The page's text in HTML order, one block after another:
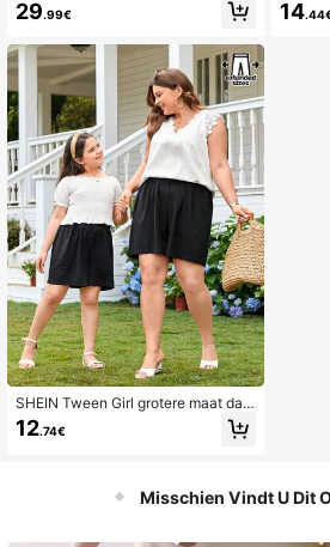
29.99€
SHEIN Tween Girl grotere maat dag
elijkse casual lente en zomer gewe
ven effen kleur rechte shorts
12.74€
14
Misschien Vindt U Dit